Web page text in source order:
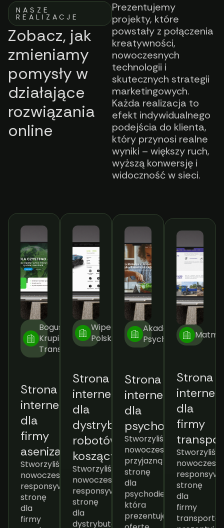
NASZE
REALIZACJE
Zobacz, jak
zmieniamy
pomysły w
działające
rozwiązania
online
Prezentujemy
projekty, które
powstały z połączenia
kreatywności,
nowoczesnych
technologii i
skutecznych strategii
marketingowych.
Każda realizacja to
efekt indywidualnego
podejścia do klienta,
który przynosi realne
wyniki – większy ruch,
wyższą konwersję i
widoczność w sieci.
Bogusław
Krupiński
Transport
Strona
internetowa
dla
firmy
asenizacyjnej
Stworzyliśmy
nowoczesną,
responsywną
stronę
dla
firmy
Wiper
Polska
Strona
internetowa
dla
dystrybutora
robotów
koszących
Stworzyliśmy
nowoczesną,
responsywną
stronę
dla
dystrybutora
Akademia
Psychodietetyka
Strona
internetowa
dla
psychodietetyka
Stworzyliśmy
nowoczesną,
przyjazną
stronę
dla
psychodietetyka,
która
prezentuje
Strona
dla
firmy
stronę
dla
firmy